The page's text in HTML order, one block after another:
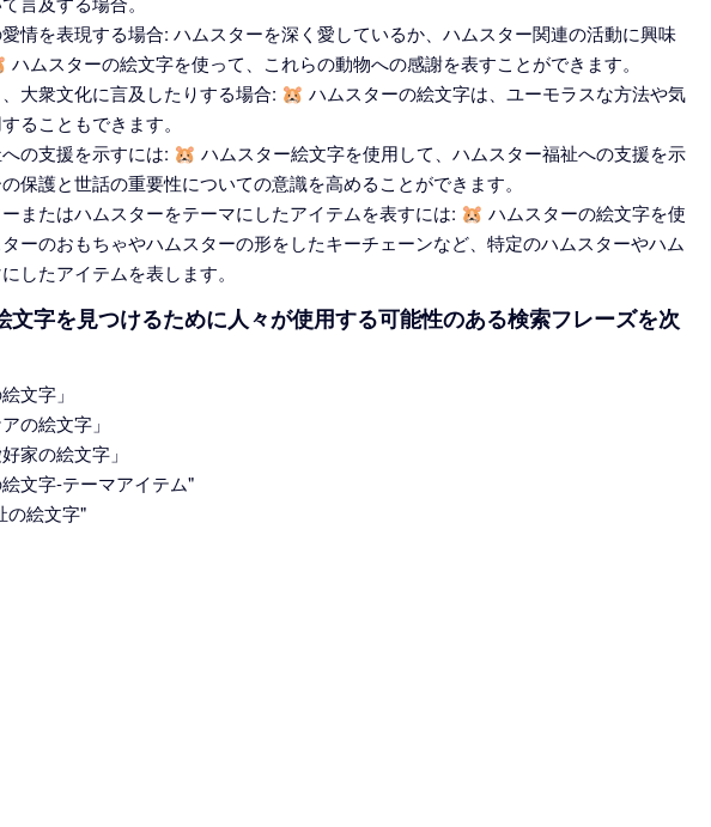
情を表現する場合: ハムスターを深く愛しているか、ハムスター関連の活動に興味
ムスターの絵文字を使って、これらの動物への感謝を表すことができます。
大衆文化に言及したりする場合: 🐹 ハムスターの絵文字は、ユーモラスな方法や気
ることもできます。
の支援を示すには: 🐹 ハムスター絵文字を使用して、ハムスター福祉への支援を示
保護と世話の重要性についての意識を高めることができます。
またはハムスターをテーマにしたアイテムを表すには: 🐹 ハムスターの絵文字を使
ーのおもちゃやハムスターの形をしたキーチェーンなど、特定のハムスターやハム
したアイテムを表します。
文字を見つけるために人々が使用する可能性のある検索フレーズを次
文字」
の絵文字」
家の絵文字」
絵文字-テーマアイテム"
の絵文字"